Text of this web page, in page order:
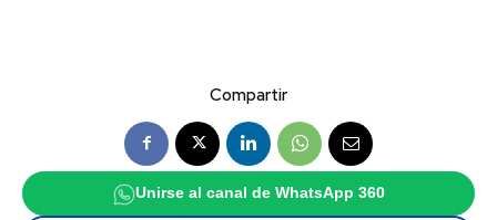
Compartir
Unirse al canal de WhatsApp 360